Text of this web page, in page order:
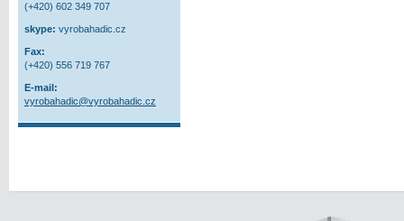
(+420) 602 349 707
skype: vyrobahadic.cz
Fax:
(+420) 556 719 767
E-mail:
vyrobahadic@vyrobahadic.cz